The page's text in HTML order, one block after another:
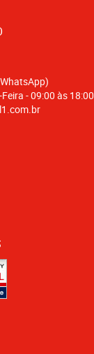
- 09:00 às 18:00